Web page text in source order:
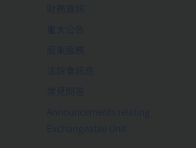
財務資訊
重大公告
股東服務
法說會訊息
常見問答
Announcements relating
Exchangeable Unit